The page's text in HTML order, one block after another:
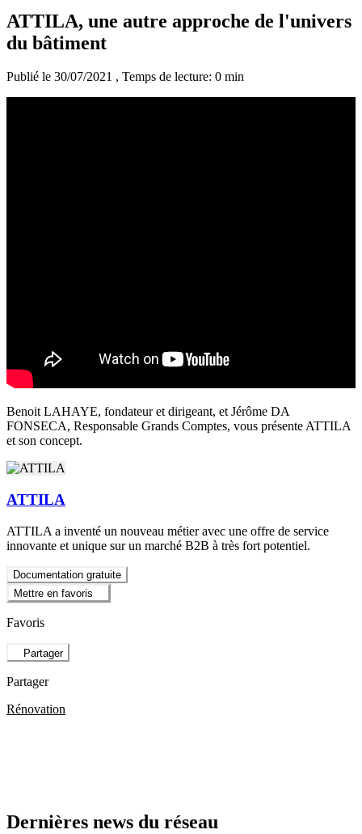
ATTILA, une autre approche de l'univers
du bâtiment
Publié le 30/07/2021 , Temps de lecture: 0 min
Benoit LAHAYE, fondateur et dirigeant, et Jérôme DA
FONSECA, Responsable Grands Comptes, vous présente ATTILA
et son concept.
ATTILA
ATTILA a inventé un nouveau métier avec une offre de service
innovante et unique sur un marché B2B à très fort potentiel.
Documentation gratuite
Mettre en favoris
Favoris
Partager
Partager
Rénovation
Dernières news du réseau